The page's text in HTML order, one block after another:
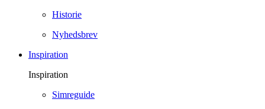
Historie
Nyhedsbrev
Inspiration
Inspiration
Simreguide